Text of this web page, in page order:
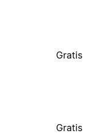
Gratis
Gratis